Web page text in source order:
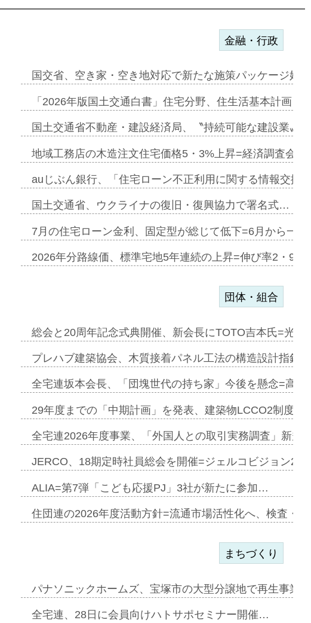
クターに起用…
品=「ファミーレキ…
す=年内にも城南エ…
住遊」融合型の賃…
=ガーデンカフェ…
開発で初協業=お互…
こどりのコリビング…
価値のある2階建…
金融・行政
国交省、空き家・空き地対応で新たな施策パッケージ始
「2026年版国土交通白書」住宅分野、住生活基本計画
国土交通省不動産・建設経済局、〝持続可能な建設業〟
地域工務店の木造注文住宅価格5・3%上昇=経済調査会
auじぶん銀行、「住宅ローン不正利用に関する情報交換
国土交通省、ウクライナの復旧・復興協力で署名式…
7月の住宅ローン金利、固定型が総じて低下=6月から一
2026年分路線価、標準宅地5年連続の上昇=伸び率2・
=Nature…
安全性追加=リンナ…
は増収見込む=…
…
協働開発開始=三協…
ドが新築分譲M専用…
団体・組合
総会と20周年記念式典開催、新会長にTOTO吉本氏=光
プレハブ建築協会、木質接着パネル工法の構造設計指針
全宅連坂本会長、「団塊世代の持ち家」今後を懸念=高
29年度までの「中期計画」を発表、建築物LCCO2制度
全宅連2026年度事業、「外国人との取引実務調査」新規
JERCO、18期定時社員総会を開催=ジェルコビジョン
ALIA=第7弾「こども応援PJ」3社が新たに参加…
住団連の2026年度活動方針=流通市場活性化へ、検査・
分に進まず=「物…
・1%上昇…
まちづくり
パナソニックホームズ、宝塚市の大型分譲地で再生事業
全宅連、28日に会員向けハトサポセミナー開催…